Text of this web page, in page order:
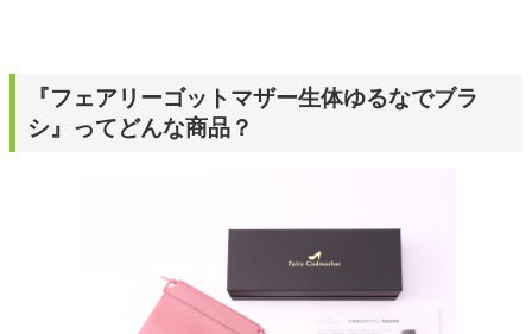
『フェアリーゴットマザー生体ゆるなでブラ
シ』ってどんな商品？